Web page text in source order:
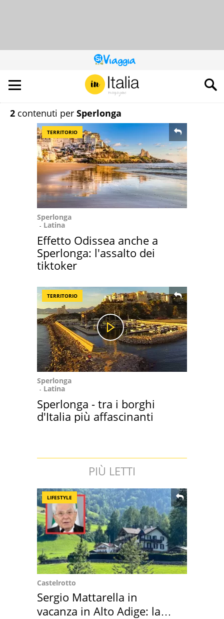
QUESTO
SITO
CONTRIBUISCE
ALL’AUDIENCE
DI
2 contenuti per Sperlonga
TERRITORIO
Sperlonga
Latina
Effetto Odissea anche a
Sperlonga: l'assalto dei
tiktoker
TERRITORIO
Sperlonga
Latina
Sperlonga - tra i borghi
d'Italia più affascinanti
PIÙ LETTI
LIFESTYLE
Castelrotto
Sergio Mattarella in
vacanza in Alto Adige: la